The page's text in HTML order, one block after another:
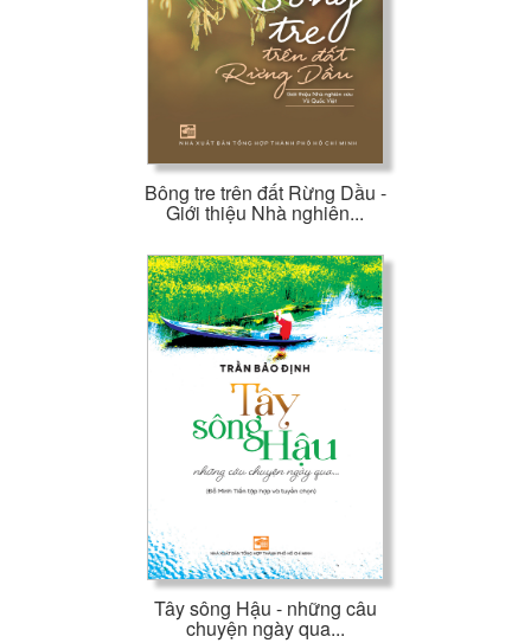
Bông tre trên đất Rừng Dầu -
Giới thiệu Nhà nghiên...
Tây sông Hậu - những câu
chuyện ngày qua...